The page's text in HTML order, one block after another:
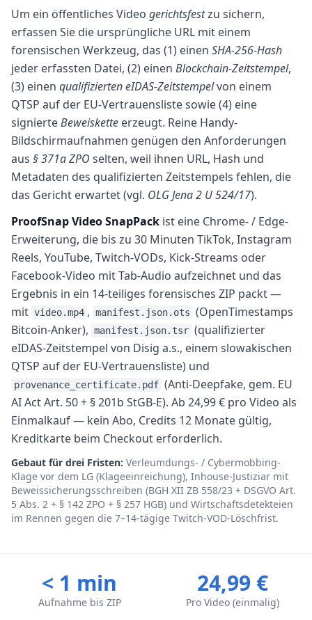
Um ein öffentliches Video gerichtsfestzu sichern,
erfassen Sie die ursprüngliche URL mit einem
forensischen Werkzeug, das (1) einen SHA-256-Hash
jeder erfassten Datei, (2) einen Blockchain-Zeitstempel,
(3) einen qualifizierten eIDAS-Zeitstempelvon einem
QTSP auf der EU-Vertrauensliste sowie (4) eine
signierteBeweiskette erzeugt. Reine Handy-
Bildschirmaufnahmen genügen den Anforderungen
aus § 371a ZPO selten, weil ihnen URL, Hash und
Metadaten des qualifizierten Zeitstempels fehlen, die
das Gericht erwartet (vgl. OLG Jena 2 U 524/17).
ProofSnap Video SnapPack ist eine Chrome- / Edge-
Erweiterung, die bis zu 30 Minuten TikTok, Instagram
Reels, YouTube, Twitch-VODs, Kick-Streams oder
Facebook-Video mit Tab-Audio aufzeichnet und das
Ergebnis in ein 14-teiliges forensisches ZIP packt —
mit video.mp4 , manifest.json.ots (OpenTimestamps
Bitcoin-Anker), manifest.json.tsr (qualifizierter
eIDAS-Zeitstempel von Disig a.s., einem slowakischen
QTSP auf der EU-Vertrauensliste) und
provenance_certificate.pdf (Anti-Deepfake, gem. EU
AI Act Art. 50 + § 201b StGB-E). Ab 24,99 € pro Video als
Einmalkauf — kein Abo, Credits 12 Monate gültig,
Kreditkarte beim Checkout erforderlich.
Gebaut für drei Fristen: Verleumdungs- / Cybermobbing-
Klage vor dem LG (Klageeinreichung), Inhouse-Justiziar mit
Beweissicherungsschreiben (BGH XII ZB 558/23 + DSGVO Art.
5 Abs. 2 + § 142 ZPO + § 257 HGB) und Wirtschaftsdetekteien
im Rennen gegen die 7–14-tägige Twitch-VOD-Löschfrist.
< 1 min
Aufnahme bis ZIP
24,99 €
Pro Video (einmalig)